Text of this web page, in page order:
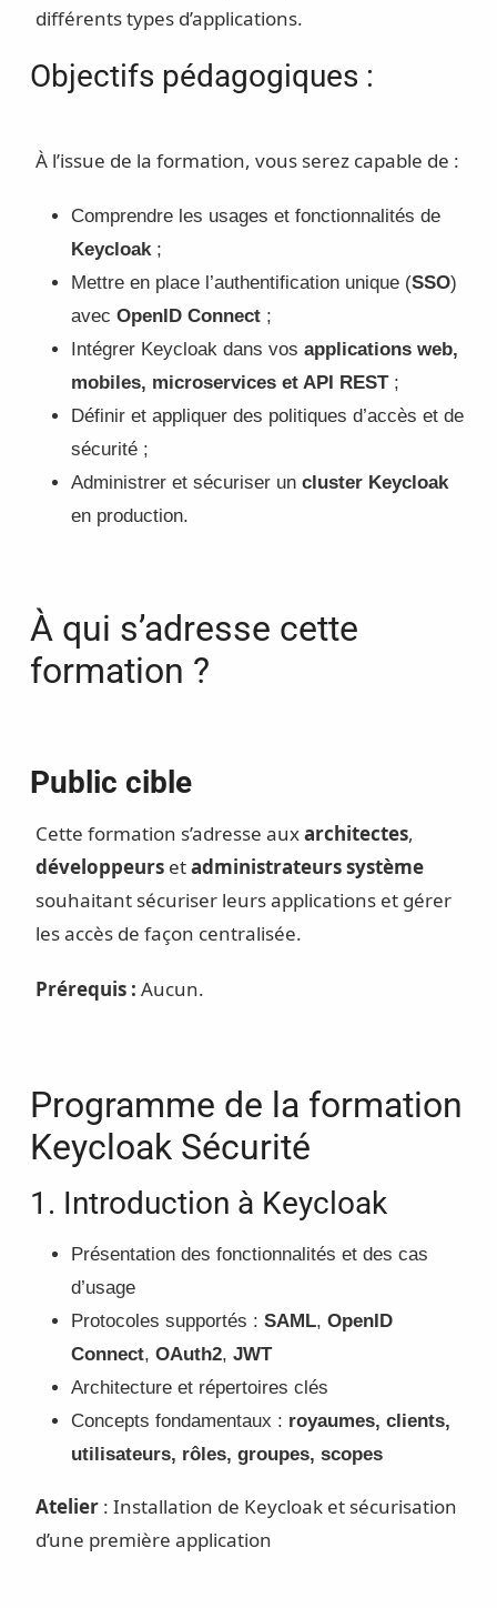
différents types d’applications.
Objectifs pédagogiques :
À l’issue de la formation, vous serez capable de :
Comprendre les usages et fonctionnalités de
Keycloak;
Mettre en place l’authentification unique (SSO)
avec OpenID Connect;
Intégrer Keycloak dans vos applications web,
mobiles, microservices et API REST;
Définir et appliquer des politiques d’accès et de
sécurité ;
Administrer et sécuriser un cluster Keycloak
en production.
À qui s’adresse cette
formation ?
Public cible
Cette formation s’adresse auxarchitectes,
développeursetadministrateurs système
souhaitant sécuriser leurs applications et gérer
les accès de façon centralisée.
Prérequis : Aucun.
Programme de la formation
Keycloak Sécurité
1. Introduction à Keycloak
Présentation des fonctionnalités et des cas
d’usage
Protocoles supportés : SAML, OpenID
Connect, OAuth2, JWT
Architecture et répertoires clés
Concepts fondamentaux : royaumes, clients,
utilisateurs, rôles, groupes, scopes
Atelier: Installation de Keycloak et sécurisation
d’une première application